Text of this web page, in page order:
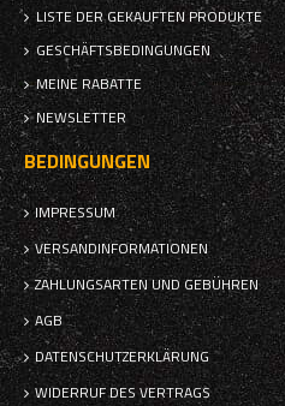
LISTE DER GEKAUFTEN PRODUKTE
GESCHÄFTSBEDINGUNGEN
MEINE RABATTE
NEWSLETTER
BEDINGUNGEN
IMPRESSUM
VERSANDINFORMATIONEN
ZAHLUNGSARTEN UND GEBÜHREN
AGB
DATENSCHUTZERKLÄRUNG
WIDERRUF DES VERTRAGS